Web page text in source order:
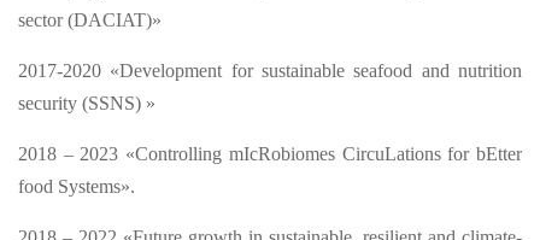
sector (DACIAT)»
2017-2020 «Development for sustainable seafood and nutrition
security (SSNS) »
2018 – 2023 «Controlling mIcRobiomes CircuLations for bEtter
food Systems».